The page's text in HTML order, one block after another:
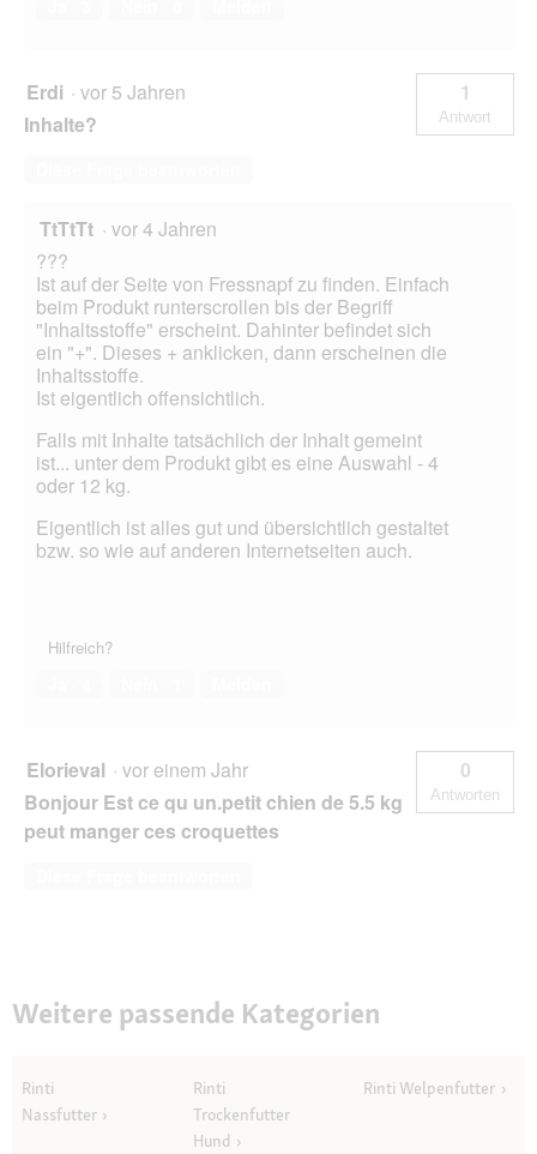
Erdi · vor 5 Jahren
Inhalte?
1
Antwort
TtTtTt · vor 4 Jahren
???
Ist auf der Seite von Fressnapf zu finden. Einfach
beim Produkt runterscrollen bis der Begriff
"Inhaltsstoffe" erscheint. Dahinter befindet sich
ein "+". Dieses + anklicken, dann erscheinen die
Inhaltsstoffe.
Ist eigentlich offensichtlich.
Falls mit Inhalte tatsächlich der Inhalt gemeint
ist... unter dem Produkt gibt es eine Auswahl - 4
oder 12 kg.
Eigentlich ist alles gut und übersichtlich gestaltet
bzw. so wie auf anderen Internetseiten auch.
Hilfreich?
Elorieval · vor einem Jahr
Bonjour Est ce qu un.petit chien de 5.5 kg
peut manger ces croquettes
0
Antworten
Weitere passende Kategorien
Rinti
Nassfutter
Rinti
Trockenfutter
Hund
Rinti Welpenfutter